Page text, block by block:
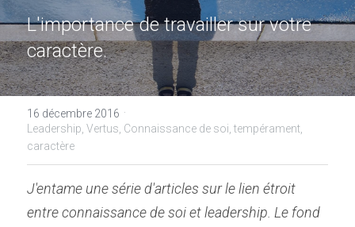
Découvrez Avolaré
L'importance de travailler sur votre
caractère.
16 décembre 2016 ·
Leadership, Vertus, Connaissance de soi, tempérament,
caractère
J'entame une série d'articles sur le lien étroit
entre connaissance de soi et leadership. Le fond